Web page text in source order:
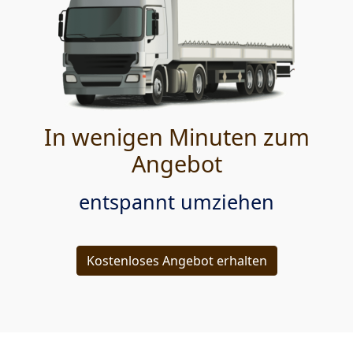
In wenigen Minuten zum
Angebot
entspannt umziehen
Kostenloses Angebot erhalten